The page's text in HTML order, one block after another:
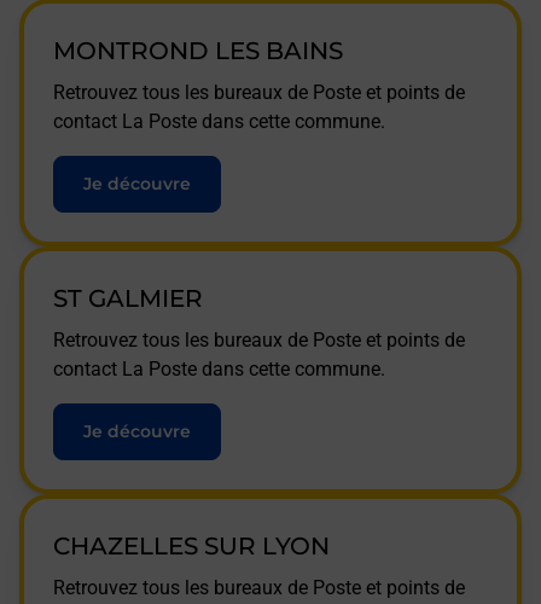
MONTROND LES BAINS
Retrouvez tous les bureaux de Poste et points de
contact La Poste dans cette commune.
Je découvre
ST GALMIER
Retrouvez tous les bureaux de Poste et points de
contact La Poste dans cette commune.
Je découvre
CHAZELLES SUR LYON
Retrouvez tous les bureaux de Poste et points de